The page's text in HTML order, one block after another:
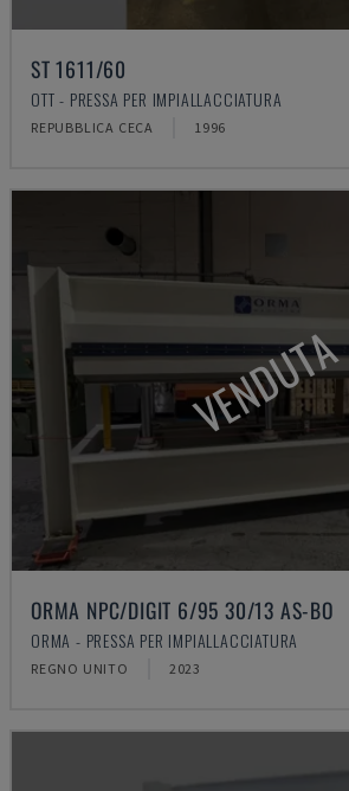
ST 1611/60
OTT - PRESSA PER IMPIALLACCIATURA
REPUBBLICA CECA 1996
VENDUTA
ORMA NPC/DIGIT 6/95 30/13 AS-BO
ORMA - PRESSA PER IMPIALLACCIATURA
REGNO UNITO 2023